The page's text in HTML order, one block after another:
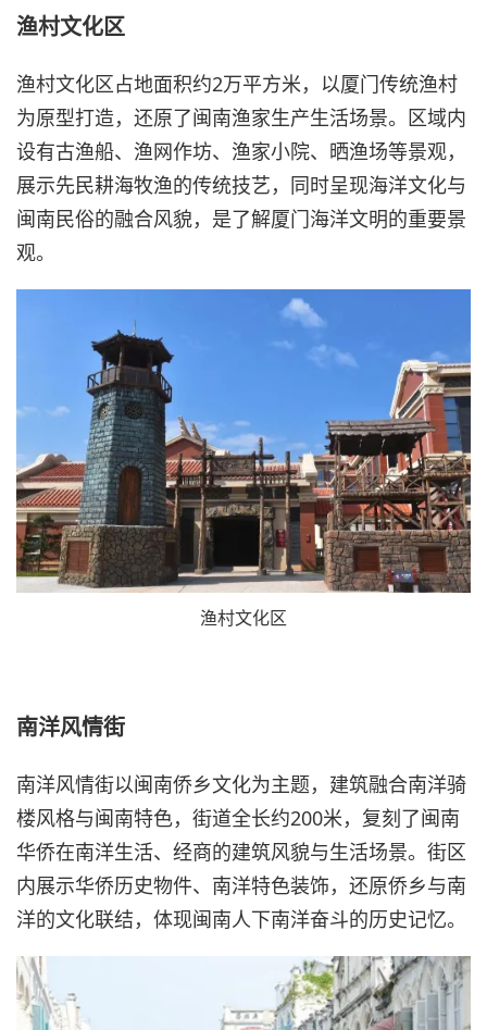
渔村文化区
渔村文化区占地面积约2万平方米，以厦门传统渔村
为原型打造，还原了闽南渔家生产生活场景。区域内
设有古渔船、渔网作坊、渔家小院、晒渔场等景观，
展示先民耕海牧渔的传统技艺，同时呈现海洋文化与
闽南民俗的融合风貌，是了解厦门海洋文明的重要景
观。
渔村文化区
南洋风情街
南洋风情街以闽南侨乡文化为主题，建筑融合南洋骑
楼风格与闽南特色，街道全长约200米，复刻了闽南
华侨在南洋生活、经商的建筑风貌与生活场景。街区
内展示华侨历史物件、南洋特色装饰，还原侨乡与南
洋的文化联结，体现闽南人下南洋奋斗的历史记忆。